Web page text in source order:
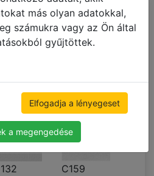
más olyan adatokkal,
számukra vagy az Ön által
gyűjtöttek.
Elfogadja a lényegeset
a megengedése
1000mm
Ft ár ÁFÁval
szállítás
C159